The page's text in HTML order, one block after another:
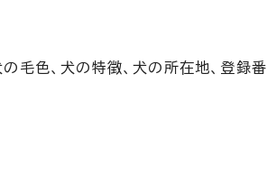
毛色、犬の特徴、犬の所在地、登録番